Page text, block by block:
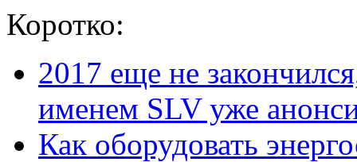
Коротко:
2017 еще не
именем SLV уже
Как оборудовать